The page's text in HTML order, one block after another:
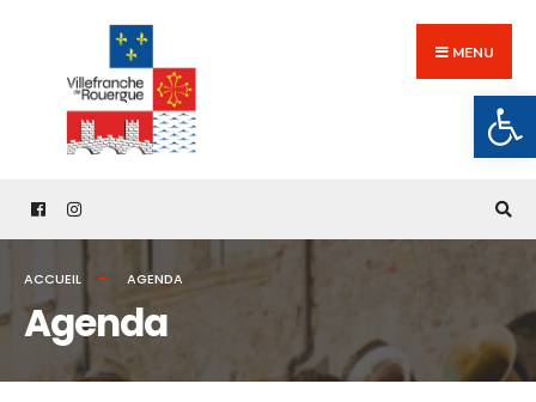
content
MENU
ACCUEIL AGENDA
Agenda